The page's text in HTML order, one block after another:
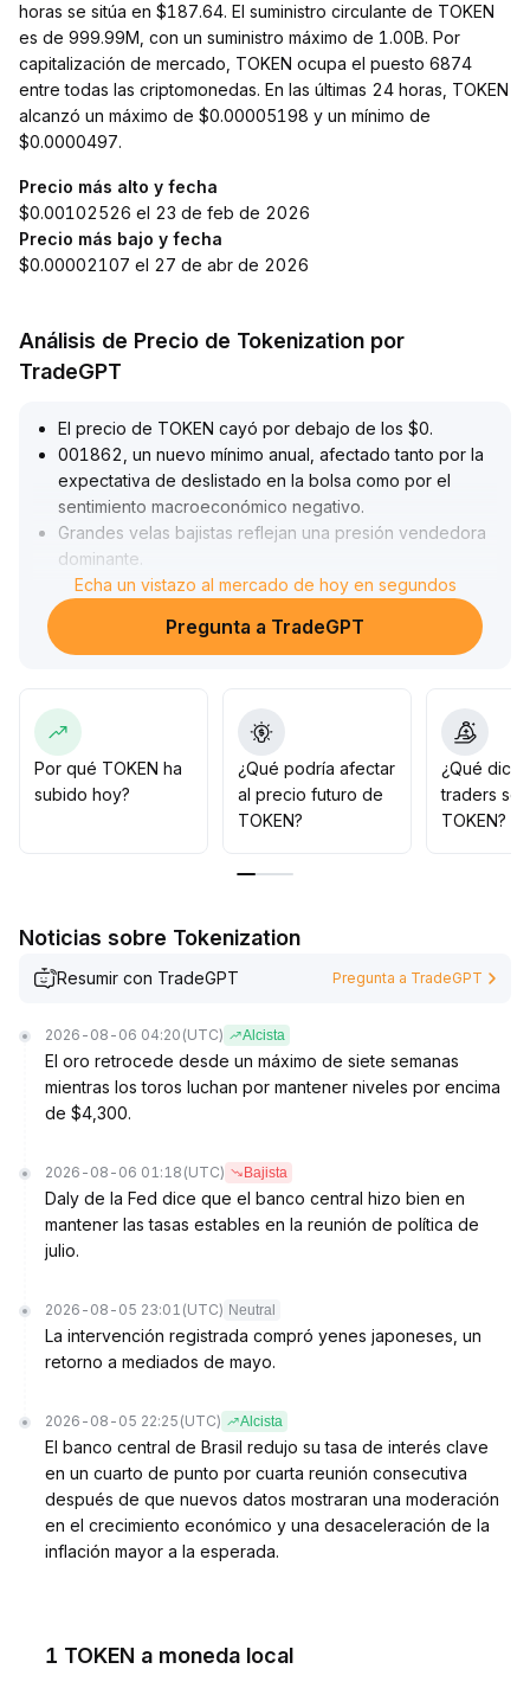
horas se sitúa en $187.64. El suministro circulante de TOKEN
es de 999.99M, con un suministro máximo de 1.00B. Por
capitalización de mercado, TOKEN ocupa el puesto 6874
entre todas las criptomonedas. En las últimas 24 horas, TOKEN
alcanzó un máximo de $0.00005198 y un mínimo de
$0.0000497.
Precio más alto y fecha
$0.00102526 el 23 de feb de 2026
Precio más bajo y fecha
$0.00002107 el 27 de abr de 2026
Análisis de Precio de Tokenization por
TradeGPT
El precio de TOKEN cayó por debajo de los $0.
001862, un nuevo mínimo anual, afectado tanto por la
expectativa de deslistado en la bolsa como por el
sentimiento macroeconómico negativo.
Grandes velas bajistas reflejan una presión vendedora
dominante
Si el soporte clave de $0.
001829 se rompe, podría desencadenarse una caída
secundaria hacia el rango objetivo de $0
Dada la liquidez menguante y la reducción continua en
el apetito por riesgo, no es el momento adecuado para
la entrada de toros; se recomienda una estrategia
defensiva y esperar señales técnicas de detención de
caída junto con volumen antes de considerar nuevas
Echa un vistazo al mercado de hoy en segundos
Pregunta a TradeGPT
Por qué TOKEN ha
subido hoy?
¿Qué podría afectar
al precio futuro de
TOKEN?
¿Qué
traders
TOKEN?
Noticias sobre Tokenization
Resumir con TradeGPT Pregunta a TradeGPT
2026-08-06 04:20 (UTC) Alcista
El oro retrocede desde un máximo de siete semanas
mientras los toros luchan por mantener niveles por encima
de $4,300.
2026-08-06 01:18 (UTC) Bajista
Daly de la Fed dice que el banco central hizo bien en
mantener las tasas estables en la reunión de política de
julio.
2026-08-05 23:01 (UTC) Neutral
La intervención registrada compró yenes japoneses, un
retorno a mediados de mayo.
2026-08-05 22:25 (UTC) Alcista
El banco central de Brasil redujo su tasa de interés clave
en un cuarto de punto por cuarta reunión consecutiva
después de que nuevos datos mostraran una moderación
en el crecimiento económico y una desaceleración de la
inflación mayor a la esperada.
1 TOKEN a moneda local